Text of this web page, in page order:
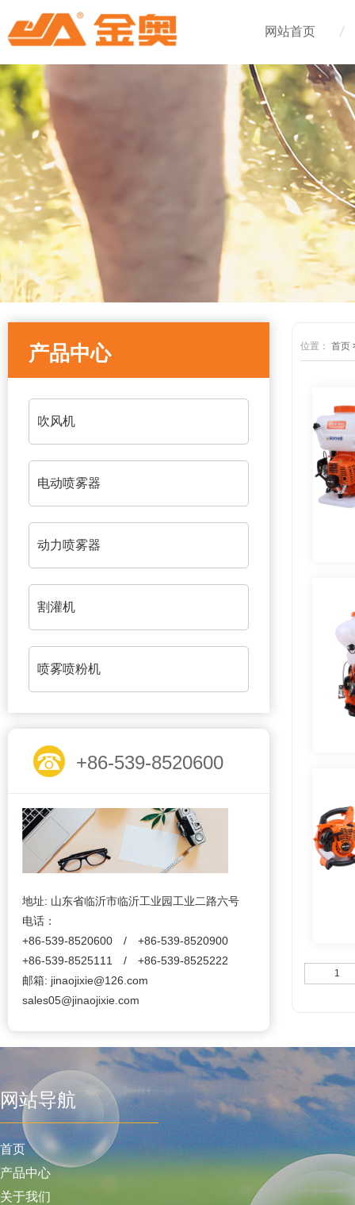
网站首页
产品中心
吹风机
电动喷雾器
动力喷雾器
割灌机
喷雾喷粉机
+86-539-8520600
地址: 山东省临沂市临沂工业园工业二路六号
电话：
+86-539-8520600 / +86-539-8520900
+86-539-8525111 / +86-539-8525222
邮箱: jinaojixie@126.com
sales05@jinaojixie.com
位置： 首页
1
网站导航
首页
产品中心
关于我们